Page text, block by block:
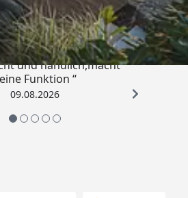
4,81/ 5
und handlich,macht
Funktion “
09.08.2026